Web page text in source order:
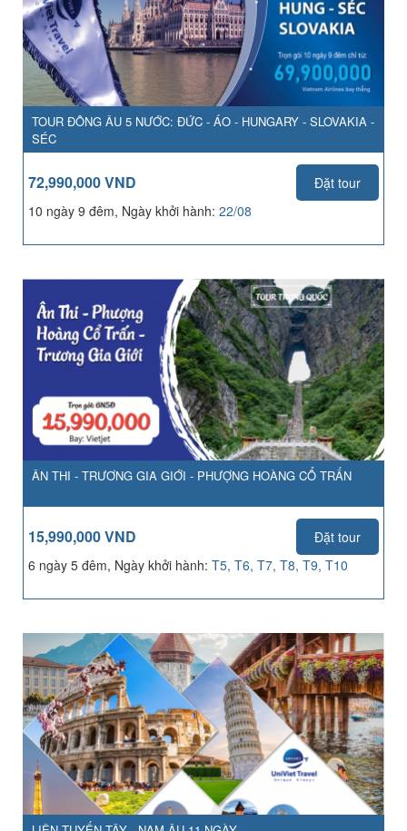
TOUR ĐÔNG ÂU 5 NƯỚC: ĐỨC - ÁO - HUNGARY - SLOVAKIA -
SÉC
72,990,000 VND
Đặt tour
10 ngày 9 đêm, Ngày khởi hành: 22/08
ÂN THI - TRƯƠNG GIA GIỚI - PHƯỢNG HOÀNG CỔ TRẤN
15,990,000 VND
Đặt tour
6 ngày 5 đêm, Ngày khởi hành: T5, T6, T7, T8, T9, T10